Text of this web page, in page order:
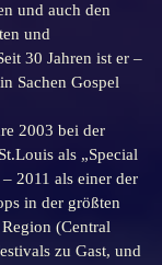
und auch den
und
30 Jahren ist er –
Sachen Gospel
2003 bei der
als „Special
2011 als einer der
in der größten
(Central
zu Gast, und